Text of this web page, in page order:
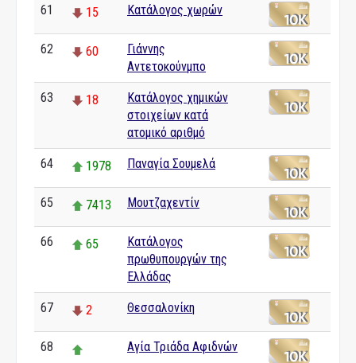
61 15 Κατάλογος χωρών
62 60
Γιάννης
Αντετοκούνμπο
63 18
Κατάλογος χημικών
στοιχείων κατά
ατομικό αριθμό
64 1978 Παναγία Σουμελά
65 7413 Μουτζαχεντίν
66 65
Κατάλογος
πρωθυπουργών της
Ελλάδας
67 2 Θεσσαλονίκη
68
Αγία Τριάδα Αφιδνών